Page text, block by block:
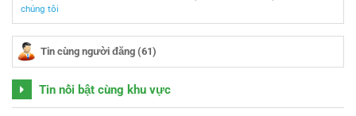
chúng tôi
Tin cùng người đăng (61)
Tin nổi bật cùng khu vực